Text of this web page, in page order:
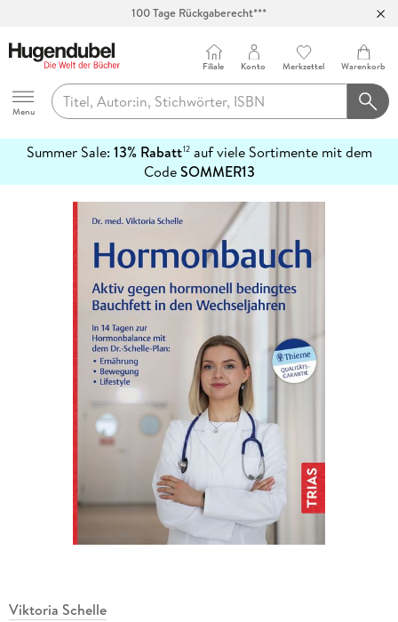
100 Tage Rückgaberecht***
Hugendubel
Menu
Filiale Konto Merkzettel Warenkorb
Summer Sale: 13% Rabatt12auf viele Sortimente mit dem
CodeSOMMER13
erfahren
Viktoria Schelle